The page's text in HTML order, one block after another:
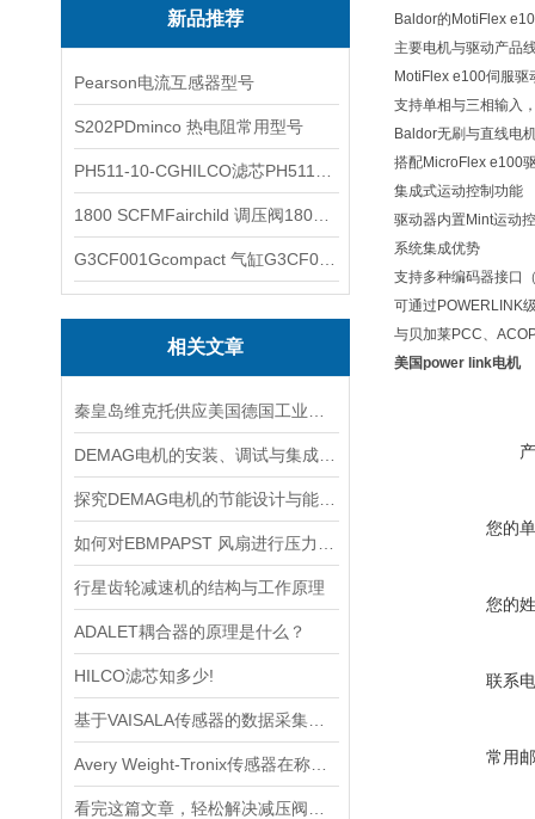
新品推荐
Pearson电流互感器型号
S202PDminco 热电阻常用型号
相关文章
行星齿轮减速机的结构与工作原理
ADALET耦合器的原理是什么？
HILCO滤芯知多少!
Baldor的MotiFlex
主要电机与驱动产品
‌MotiFlex e100伺服驱
支持单相与三相输入
‌Baldor无刷与直线电
搭配MicroFlex e100
‌集成式运动控制功能‌
驱动器内置Mint运动
‌系统集成优势‌
支持多种编码器接口
可通过POWERLINK
与贝加莱PCC、
美国power link电机
您的
您的
联系
常用